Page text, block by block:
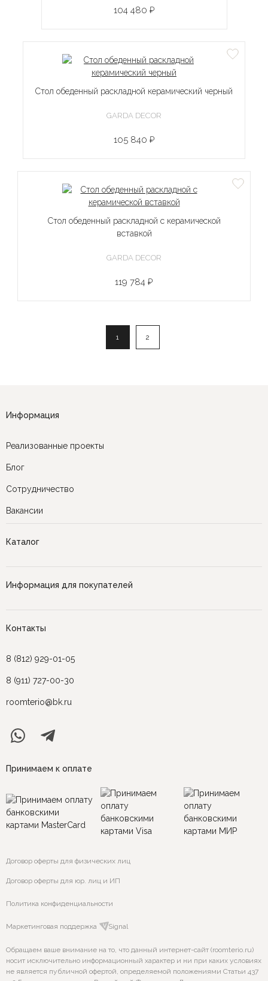
104 480 ₽
Стол обеденный раскладной керамический черный
GARDA DECOR
105 840 ₽
Стол обеденный раскладной с керамической
вставкой
GARDA DECOR
119 784 ₽
1 2
Информация
Реализованные проекты
Блог
Сотрудничество
Вакансии
Каталог
Информация для покупателей
Контакты
8 (812) 929-01-05
8 (911) 727-00-30
roomterio@bk.ru
Принимаем к оплате
Договор оферты для физических лиц
Договор оферты для юр. лиц и ИП
Политика конфиденциальности
Маркетинговая поддержка VSignal
Обращаем ваше внимание на то, что данный интернет-сайт (roomterio.ru)
носит исключительно информационный характер и ни при каких условиях
не является публичной офертой, определяемой положениями Статьи 437